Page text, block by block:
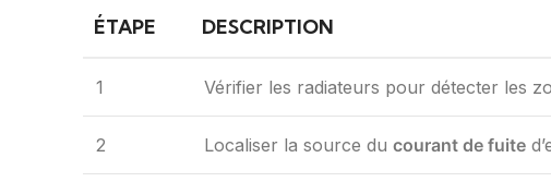
ÉTAPE DESCRIPTION
1 Vérifier les radiateurs pour détecter les
2 Localiser la source du courant de fuite